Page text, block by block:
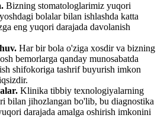
Bizning stomatologlarimiz yuqori
bolalar bilan ishlashda katta
eng yuqori darajada davolanish
Har bir bola o'ziga xosdir va bizning
bemorlarga qanday munosabatda
shifokoriga tashrif buyurish imkon
Klinika tibbiy texnologiyalarning
bilan jihozlangan bo'lib, bu diagnostika
darajada amalga oshirish imkonini